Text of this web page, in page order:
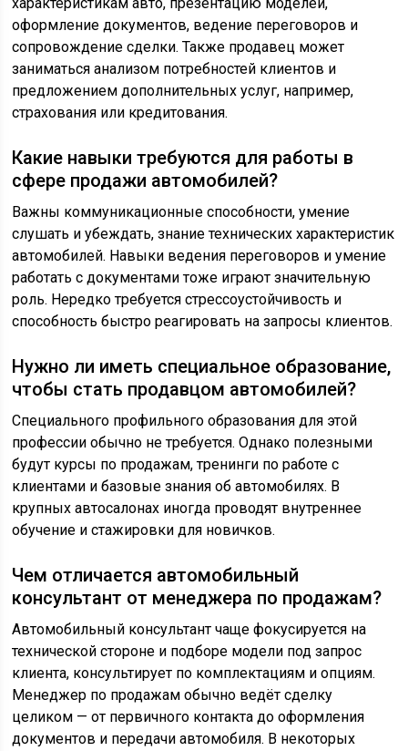
оформление документов, ведение переговоров и
сопровождение сделки. Также продавец может
заниматься анализом потребностей клиентов и
предложением дополнительных услуг, например,
страхования или кредитования.
Какие навыки требуются для работы в
сфере продажи автомобилей?
Важны коммуникационные способности, умение
слушать и убеждать, знание технических характеристик
автомобилей. Навыки ведения переговоров и умение
работать с документами тоже играют значительную
роль. Нередко требуется стрессоустойчивость и
способность быстро реагировать на запросы клиентов.
Нужно ли иметь специальное образование,
чтобы стать продавцом автомобилей?
Специального профильного образования для этой
профессии обычно не требуется. Однако полезными
будут курсы по продажам, тренинги по работе с
клиентами и базовые знания об автомобилях. В
крупных автосалонах иногда проводят внутреннее
обучение и стажировки для новичков.
Чем отличается автомобильный
консультант от менеджера по продажам?
Автомобильный консультант чаще фокусируется на
технической стороне и подборе модели под запрос
клиента, консультирует по комплектациям и опциям.
Менеджер по продажам обычно ведёт сделку
целиком — от первичного контакта до оформления
документов и передачи автомобиля. В некоторых